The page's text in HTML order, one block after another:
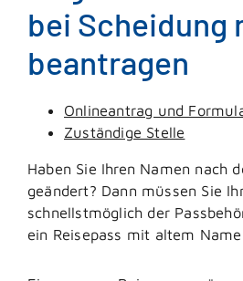
bei Scheidung
beantragen
Onlineantrag und
Zuständige Stelle
Haben Sie Ihren Namen nach
geändert? Dann müssen Sie
schnellstmöglich der
ein Reisepass mit altem